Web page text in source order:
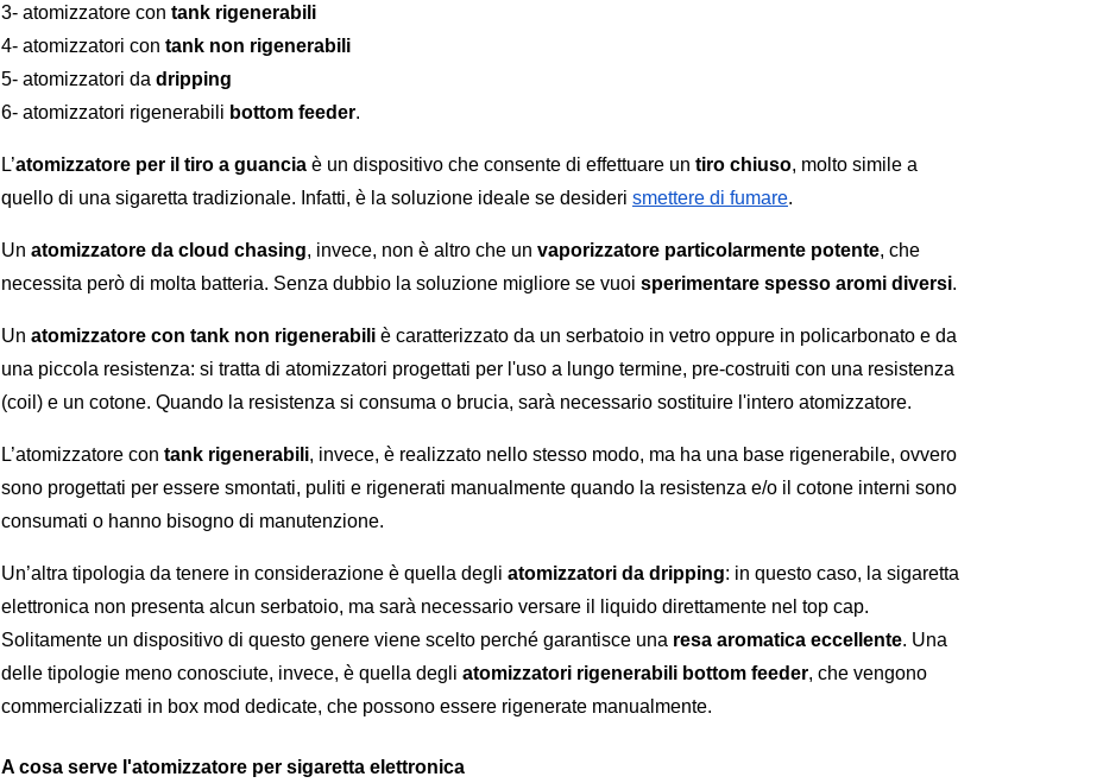
3- atomizzatore con tank rigenerabili
4- atomizzatori con tank non rigenerabili
5- atomizzatori da dripping
6- atomizzatori rigenerabili bottom feeder.
L’atomizzatore per il tiro a guancia è un dispositivo che consente di effettuare un tiro chiuso, molto simile a
quello di una sigaretta tradizionale. Infatti, è la soluzione ideale se desideri smettere di fumare.
Un atomizzatore da cloud chasing, invece, non è altro che un vaporizzatore particolarmente potente, che
necessita però di molta batteria. Senza dubbio la soluzione migliore se vuoi sperimentare spesso aromi diversi.
Un atomizzatore con tank non rigenerabili è caratterizzato da un serbatoio in vetro oppure in policarbonato e da
una piccola resistenza: si tratta di atomizzatori progettati per l'uso a lungo termine, pre-costruiti con una resistenza
(coil) e un cotone. Quando la resistenza si consuma o brucia, sarà necessario sostituire l'intero atomizzatore.
L’atomizzatore con tank rigenerabili, invece, è realizzato nello stesso modo, ma ha una base rigenerabile, ovvero
sono progettati per essere smontati, puliti e rigenerati manualmente quando la resistenza e/o il cotone interni sono
consumati o hanno bisogno di manutenzione.
Un’altra tipologia da tenere in considerazione è quella degli atomizzatori da dripping: in questo caso, la sigaretta
elettronica non presenta alcun serbatoio, ma sarà necessario versare il liquido direttamente nel top cap.
Solitamente un dispositivo di questo genere viene scelto perché garantisce una resa aromatica eccellente. Una
delle tipologie meno conosciute, invece, è quella degli atomizzatori rigenerabili bottom feeder, che vengono
commercializzati in box mod dedicate, che possono essere rigenerate manualmente.
A cosa serve l'atomizzatore per sigaretta elettronica